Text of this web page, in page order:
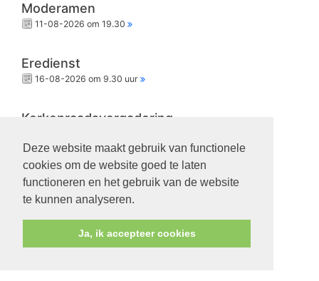
Deze website maakt gebruik van functionele
cookies om de website goed te laten
functioneren en het gebruik van de website
te kunnen analyseren.
Ja, ik accepteer cookies
Moderamen
11-08-2026 om 19.30
Eredienst
16-08-2026 om 9.30 uur
Kerkenraadsvergadering
Eredienst
23-08-2026 om 9.30 uur